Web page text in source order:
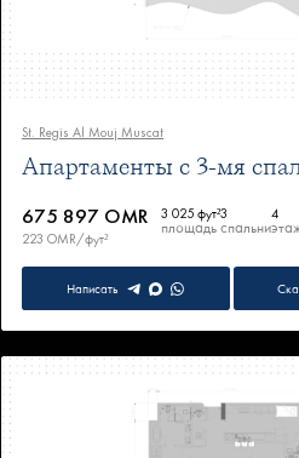
St. Regis Al Mouj Muscat
Апартаменты с 3-мя
675 897 OMR
223 OMR/фут²
3 025 фут²
площадь
3
спальни
4
Написать